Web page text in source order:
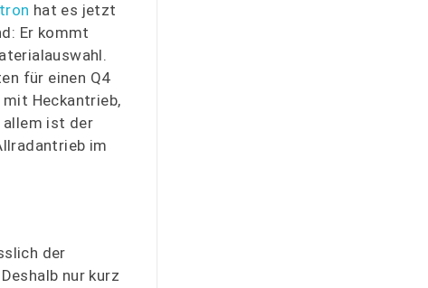
hat es jetzt
Er kommt
für einen Q4
Heckantrieb,
allem ist der
im
der
nur kurz